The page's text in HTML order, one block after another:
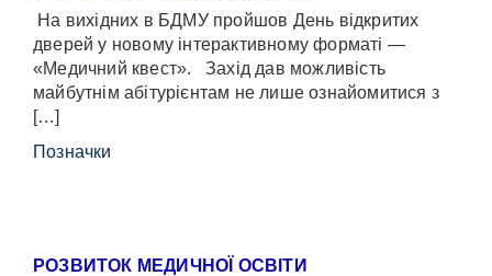
На вихідних в БДМУ пройшов День відкритих
дверей у новому інтерактивному форматі —
«Медичний квест». Захід дав можливість
майбутнім абітурієнтам не лише ознайомитися з
[…]
Позначки
РОЗВИТОК МЕДИЧНОЇ ОСВІТИ